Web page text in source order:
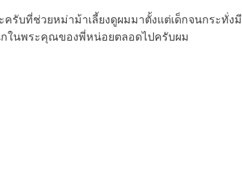
บที่ช่วยหม่าม้าเลี้ยงดูผมมาตั้งแต่เด็กจนกระทั่งมี
ในพระคุณของพี่หน่อยตลอดไปครับผม